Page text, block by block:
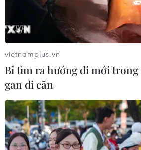
TIN CÙNG CHUYÊN MỤC
vietnamplus.vn
Bỉ tìm ra hướng đi mới
gan di căn